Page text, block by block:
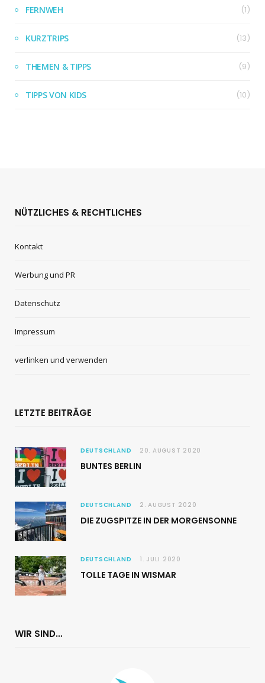
FERNWEH (1)
KURZTRIPS (13)
THEMEN & TIPPS (9)
TIPPS VON KIDS (10)
NÜTZLICHES & RECHTLICHES
Kontakt
Werbung und PR
Datenschutz
Impressum
verlinken und verwenden
LETZTE BEITRÄGE
DEUTSCHLAND 20. AUGUST 2020
BUNTES BERLIN
DEUTSCHLAND 2. AUGUST 2020
DIE ZUGSPITZE IN DER MORGENSONNE
DEUTSCHLAND 1. JULI 2020
TOLLE TAGE IN WISMAR
WIR SIND…